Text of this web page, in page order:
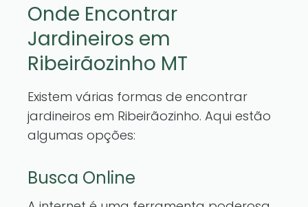
Onde Encontrar
Jardineiros em
Ribeirãozinho MT
Existem várias formas de encontrar
jardineiros em Ribeirãozinho. Aqui estão
algumas opções:
Busca Online